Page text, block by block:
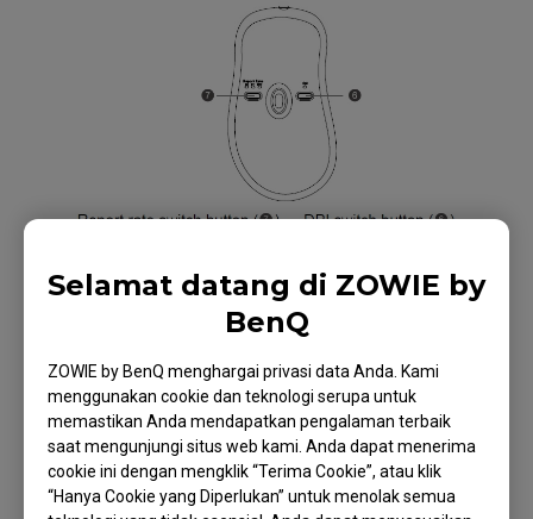
Selamat datang di ZOWIE by
BenQ
ZOWIE by BenQ menghargai privasi data Anda. Kami
menggunakan cookie dan teknologi serupa untuk
memastikan Anda mendapatkan pengalaman terbaik
saat mengunjungi situs web kami. Anda dapat menerima
cookie ini dengan mengklik “Terima Cookie”, atau klik
“Hanya Cookie yang Diperlukan” untuk menolak semua
Model yang Berlaku
EC1 (L), EC1-B (L), EC1-B DIVINA BLUE (L), EC1-B